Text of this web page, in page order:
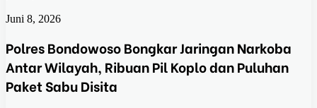
Juni 8, 2026
Polres Bondowoso Bongkar Jaringan Narkoba
Antar Wilayah, Ribuan Pil Koplo dan Puluhan
Paket Sabu Disita